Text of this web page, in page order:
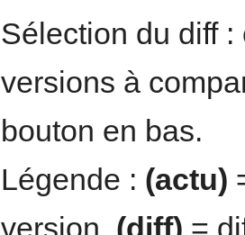
Sélection du diff
versions à
bouton en bas.
Légende : (actu)
version, (diff) =